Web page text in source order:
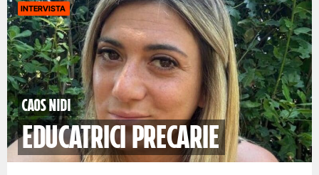
INTERVISTA
Caos nidi
educatrici precarie